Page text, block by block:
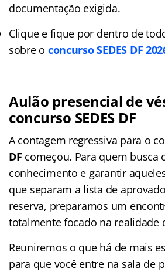
documentação exigida.
Clique e fique por dentro de
sobre o concurso SEDES DF
Aulão presencial de
concurso SEDES DF
A contagem regressiva para o
DF começou. Para quem busca
conhecimento e garantir
que separam a lista de
reserva, preparamos um
totalmente focado na realidade
Reuniremos o que há de mais
para que você entre na sala de